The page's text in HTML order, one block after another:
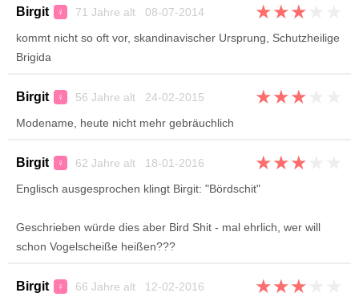
Birgit ♀ 71 Jahre alt 08-07-2014 ★★★
kommt nicht so oft vor, skandinavischer Ursprung, Schutzheilige
Brigida
Birgit ♀ 56 Jahre alt 24-02-2015 ★★★
Modename, heute nicht mehr gebräuchlich
Birgit ♀ 62 Jahre alt 18-01-2016 ★★★
Englisch ausgesprochen klingt Birgit: "Bördschit"
Geschrieben würde dies aber Bird Shit - mal ehrlich, wer will
schon Vogelscheiße heißen???
Birgit ♀ 66 Jahre alt 12-02-2016 ★★★